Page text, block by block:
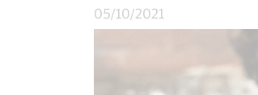
05/10/2021